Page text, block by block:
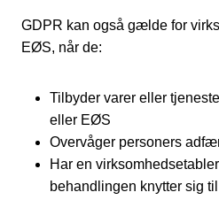
GDPR kan også gælde for
EØS, når de:
Tilbyder varer eller
eller EØS
Overvåger personers
Har en
behandlingen knytter sig til